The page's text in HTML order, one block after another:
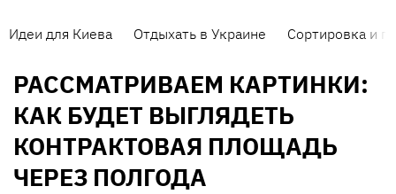
Идеи для Киева Отдыхать в Украине Сортировка и
РАССМАТРИВАЕМ КАРТИНКИ:
КАК БУДЕТ ВЫГЛЯДЕТЬ
КОНТРАКТОВАЯ ПЛОЩАДЬ
ЧЕРЕЗ ПОЛГОДА